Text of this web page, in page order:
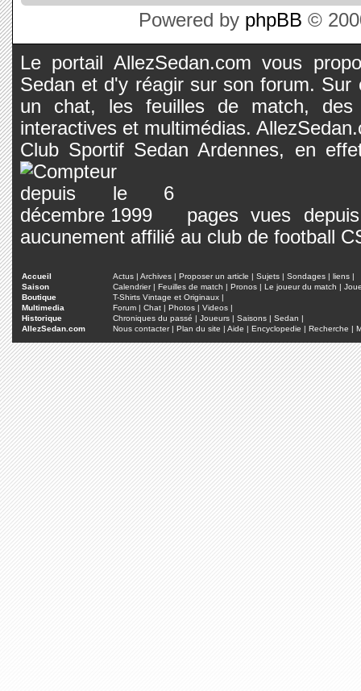
Powered by phpBB ©
Le portail AllezSedan.com vous
Sedan et d'y réagir sur son forum.
un chat, les feuilles de match, des
interactives et multimédias.
Club Sportif Sedan Ardennes, en
pages vues
aucunement affilié au club de football
Accueil Actus | Archives | Proposer un article | Sujets | Sondages | liens |
Saison
Calendrier| Feuilles de match | Pronos | Le joueur du match |
Boutique
T-Shirts Vintage et Originaux |
Multimedia
Forum | Chat | Photos | Videos |
Historique
Chroniques du passé | Joueurs | Saisons | Sedan |
AllezSedan.com
Nous contacter| Plan du site | Aide | Encyclopedie | Recherche |